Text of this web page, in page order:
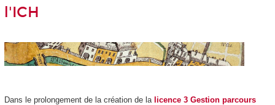
l'ICH
Dans le prolongement de la création de la licence 3 Gestion parcours